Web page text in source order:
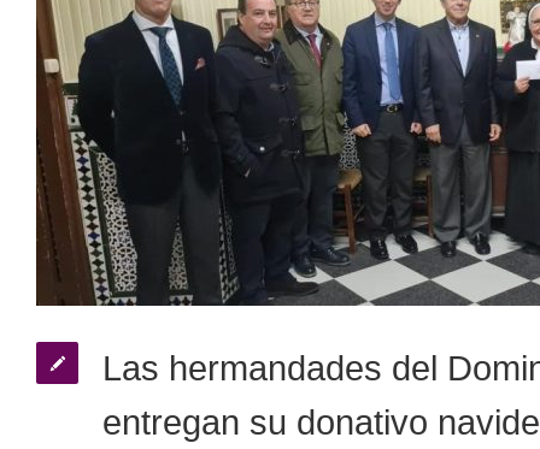
Las hermandades del
entregan su donativo